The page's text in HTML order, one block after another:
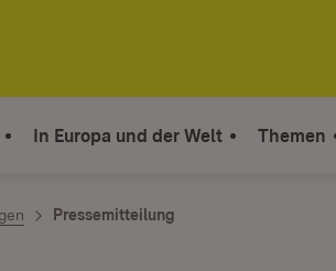
In Europa und der Welt Themen
Pressemitteilung